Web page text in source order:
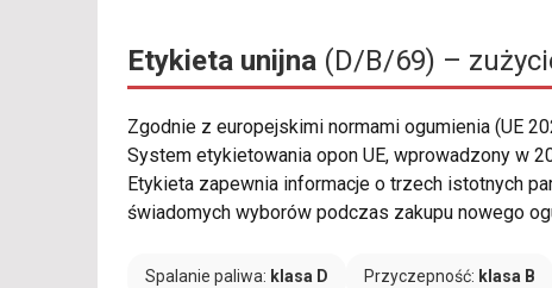
Etykieta unijna (D/B/69) –
Zgodnie z europejskimi normami ogumienia (UE
System etykietowania opon UE, wprowadzony w
Etykieta zapewnia informacje o trzech istotnych
świadomych wyborów podczas zakupu nowego
Spalanie paliwa: klasa D Przyczepność: klasa B